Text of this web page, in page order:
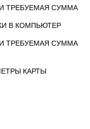
И ТРЕБУЕМАЯ СУММА
В КОМПЬЮТЕР
И ТРЕБУЕМАЯ СУММА
КАРТЫ